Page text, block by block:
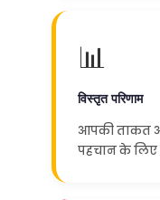
📊
विस्तृत परिणाम
आपकी ताकत
पहचान के लिए